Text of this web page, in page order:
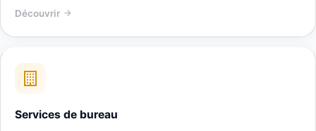
Découvrir
Services de bureau